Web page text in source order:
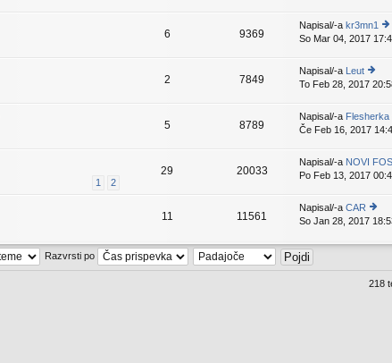
k
d
nji
is
e
k
6 9369
Napisal/-a kr3mn1
o
z
d
nji
pr
is
p
e
So Mar 04, 2017
2 7849
Napisal/-a Leut
o
ej
z
d
nji
pr
is
p
e
e
To Feb 28, 2017
5 8789
Napisal/-a Flesherka
Če Feb 16, 2017
1 2
29 20033
Napisal/-a NOVI
Po Feb 13, 2017
11 11561
Napisal/-a CAR
o
ej
d
So Jan 28, 2017
Razvrsti po
218